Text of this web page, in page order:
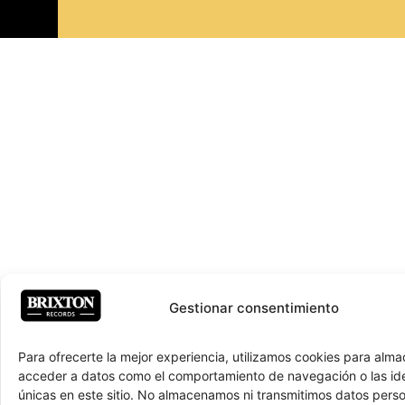
Gestionar consentimiento
Para ofrecerte la mejor experiencia, utilizamos cookies para
acceder a datos como el comportamiento de navegación o las
únicas en este sitio. No almacenamos ni transmitimos datos